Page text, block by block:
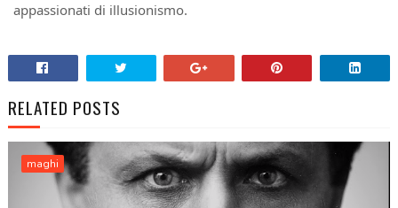
appassionati di illusionismo.
RELATED POSTS
maghi